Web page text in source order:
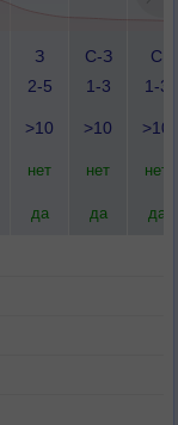
З
2-5
С-З
1-3
С
1-3
>10 >10 >10
нет нет нет
да да да